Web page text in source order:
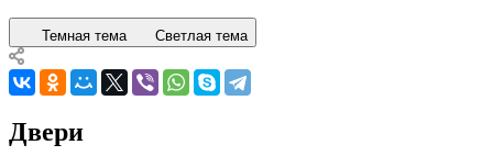
Темная тема Светлая тема
Двери